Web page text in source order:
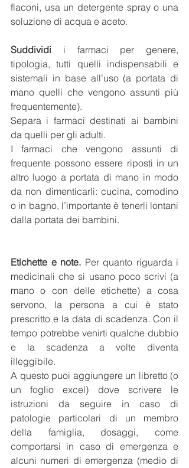
flaconi, usa un detergente spray o una
soluzione di acqua e aceto.
Suddividi i farmaci per genere,
tipologia, tutti quelli indispensabili e
sistemali in base all’uso (a portata di
mano quelli che vengono assunti più
frequentemente).
Separa i farmaci destinati ai bambini
da quelli per gli adulti.
I farmaci che vengono assunti di
frequente possono essere riposti in un
altro luogo a portata di mano in modo
da non dimenticarli: cucina, comodino
o in bagno, l’importante è tenerli lontani
dalla portata dei bambini.
Etichette e note. Per quanto riguarda i
medicinali che si usano poco scrivi (a
mano o con delle etichette) a cosa
servono, la persona a cui è stato
prescritto e la data di scadenza. Con il
tempo potrebbe venirti qualche dubbio
e la scadenza a volte diventa
illeggibile.
A questo puoi aggiungere un libretto (o
un foglio excel) dove scrivere le
istruzioni da seguire in caso di
patologie particolari di un membro
della famiglia, dosaggi, come
comportarsi in caso di emergenza e
alcuni numeri di emergenza (medio di